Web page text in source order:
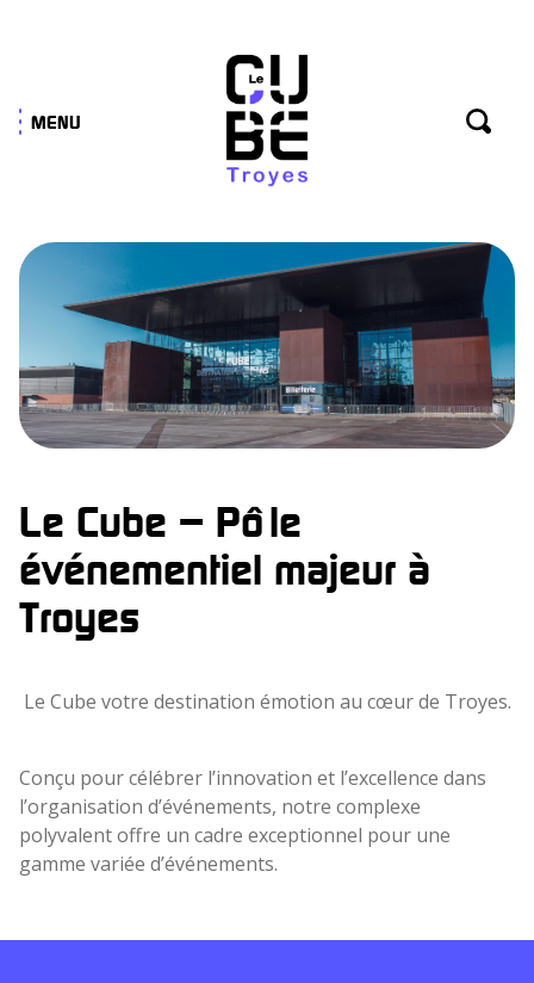
MENU
Le Cube – Pôle
événementiel majeur à
Troyes
Le Cube votre destination émotion au cœur de Troyes.
Conçu pour célébrer l’innovation et l’excellence dans
l’organisation d’événements, notre complexe
polyvalent offre un cadre exceptionnel pour une
gamme variée d’événements.